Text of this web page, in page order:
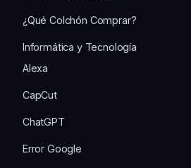
¿Qué Colchón Comprar?
Informática y Tecnología
Alexa
CapCut
ChatGPT
Error Google